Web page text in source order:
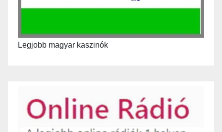
Legjobb magyar kaszinók